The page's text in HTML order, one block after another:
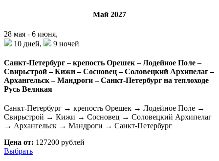
Май 2027
28 мая - 6 июня,
10 дней,
9 ночей
Санкт-Петербург – крепость Орешек – Лодейное Поле –
Свирьстрой – Кижи – Сосновец – Соловецкий Архипелаг –
Архангельск – Мандроги – Санкт-Петербург на теплоходе
Русь Великая
Санкт-Петербург → крепость Орешек → Лодейное Поле →
Свирьстрой → Кижи → Сосновец → Соловецкий Архипелаг
→ Архангельск → Мандроги → Санкт-Петербург
Цена от: 127200 рублей
Выбрать